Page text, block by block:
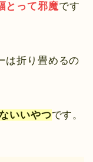
とって邪魔です
は折り畳めるの
いいやつです。